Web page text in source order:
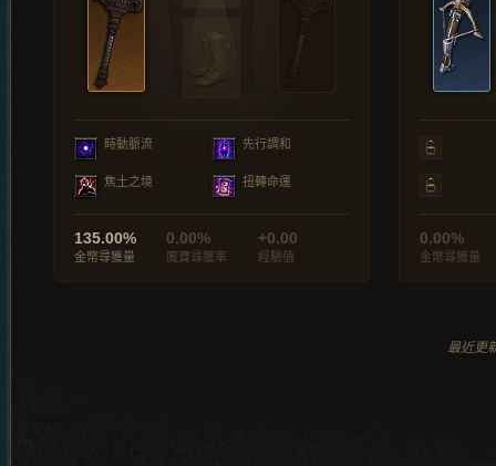
時動脈流 先行調和
焦土之境 扭轉命運
135.00%
金幣尋獲量
0.00%
魔寶尋獲率
+0.00
經驗值
0.00%
金幣尋獲量
最近更